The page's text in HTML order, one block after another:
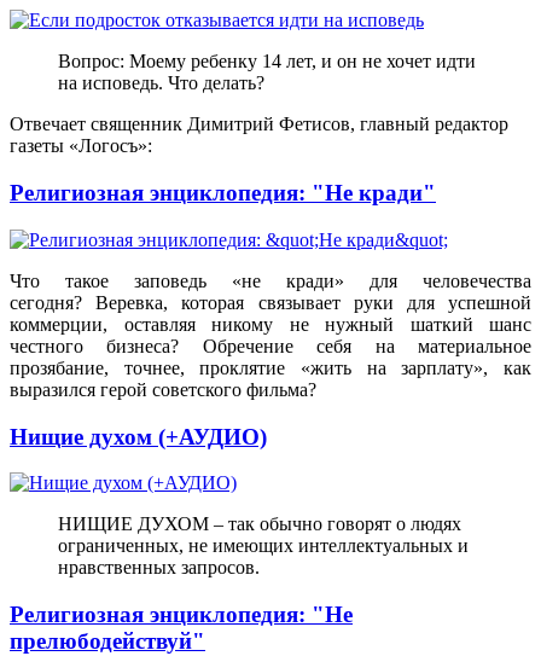
Вопрос: Моему ребенку 14 лет, и он не хочет идти
на исповедь. Что делать?
Отвечает священник Димитрий Фетисов, главный редактор
газеты «Логосъ»:
Религиозная энциклопедия: "Не кради"
Что такое заповедь «не кради» для человечества
сегодня? Веревка, которая связывает руки для успешной
коммерции, оставляя никому не нужный шаткий шанс
честного бизнеса? Обречение себя на материальное
прозябание, точнее, проклятие «жить на зарплату», как
выразился герой советского фильма?
Нищие духом (+АУДИО)
НИЩИЕ ДУХОМ – так обычно говорят о людях
ограниченных, не имеющих интеллектуальных и
нравственных запросов.
Религиозная энциклопедия: "Не
прелюбодействуй"